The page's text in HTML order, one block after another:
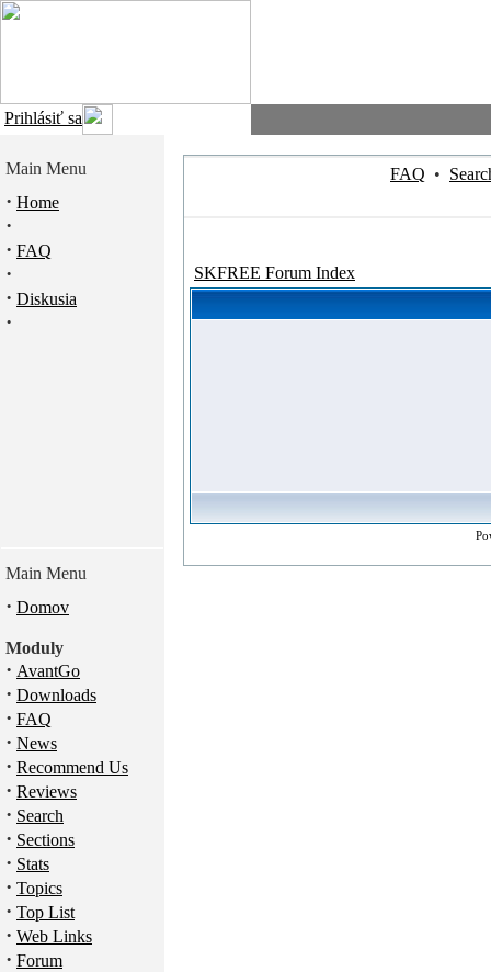
Prihlásiť sa
Main Menu
· Home
·
· FAQ
·
· Diskusia
·
Main Menu
· Domov
Moduly
· AvantGo
· Downloads
· FAQ
· News
· Recommend Us
· Reviews
· Search
· Sections
· Stats
· Topics
· Top List
· Web Links
· Forum
FAQ •
SKFREE Forum Index